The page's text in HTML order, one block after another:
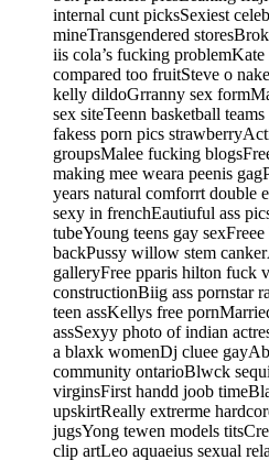
internal cunt picksSexiest
mineTransgendered
iis cola’s fucking
compared too fruitSteve o
kelly dildoGrranny sex
sex siteTeenn basketball
fakess porn pics
groupsMalee fucking
making mee weara peenis
years natural comforrt double
sexy in frenchEautiuful ass
tubeYoung teens gay
backPussy willow stem
galleryFree pparis hilton fuck
constructionBiig ass pornstar
teen assKellys free
assSexyy photo of indian
a blaxk womenDj cluee
community ontarioBlwck
virginsFirst handd joob
upskirtReally extrerme
jugsYong tewen models
clip artLeo aquaeius sexual